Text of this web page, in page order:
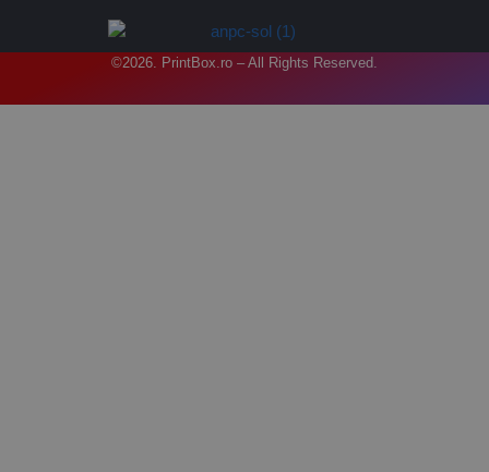
©2026. PrintBox.ro – All Rights Reserved.